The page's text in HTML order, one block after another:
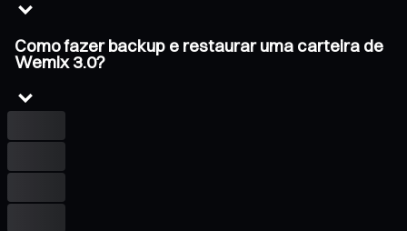
Como fazer backup e restaurar uma carteira de
Wemix 3.0?